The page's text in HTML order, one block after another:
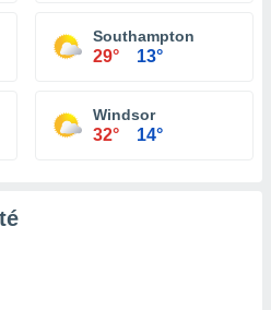
Southampton
29° 13°
Windsor
32° 14°